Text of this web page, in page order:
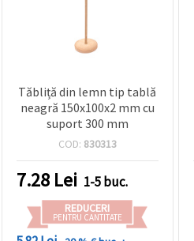
Tăbliță din lemn tip tablă
neagră 150x100x2 mm cu
suport 300 mm
COD: 830313
7.28 Lei 1-5 buc.
REDUCERI
PENTRU CANTITATE